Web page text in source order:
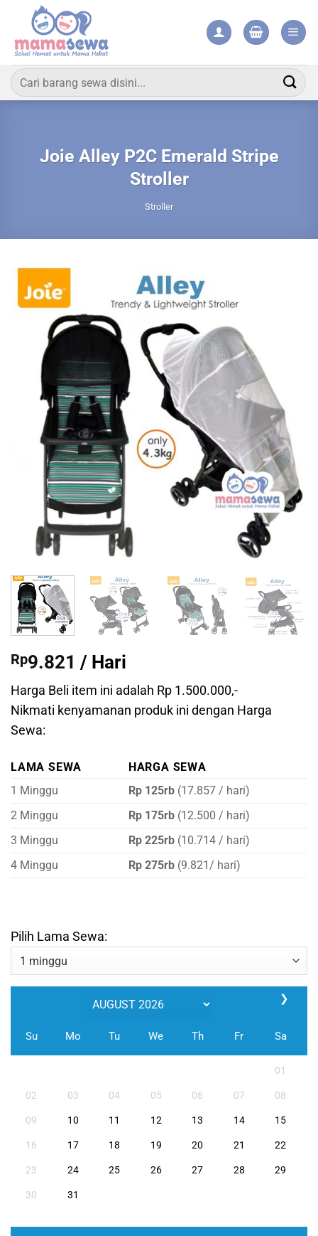
content
Pencarian
untuk:
Joie Alley P2C Emerald Stripe
Stroller
Stroller
Rp9.821 / Hari
Harga Beli item ini adalah Rp 1.500.000,-
Nikmati kenyamanan produk ini dengan Harga
Sewa:
LAMA SEWA
HARGA SEWA
1 Minggu
Rp 125rb(17.857 / hari)
2 Minggu
Rp 175rb(12.500 / hari)
3 Minggu
Rp 225rb(10.714 / hari)
4 Minggu
Rp 275rb(9.821/ hari)
Pilih Lama Sewa:
❯
Su Mo Tu We Th Fr Sa
01
02 03 04 05 06 07 08
09 10 11 12 13 14 15
16 17 18 19 20 21 22
23 24 25 26 27 28 29
30 31